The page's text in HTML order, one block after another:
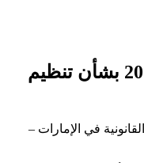
القانون الاتحادي 6 لسنة 2012 بشأن تنظيم
في الإمارات –